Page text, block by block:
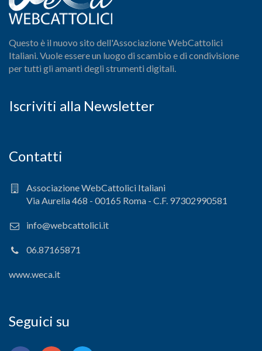
Questo è il nuovo sito dell'Associazione WebCattolici
Italiani. Vuole essere un luogo di scambio e di condivisione
per tutti gli amanti degli strumenti digitali.
Iscriviti alla Newsletter
Contatti
Associazione WebCattolici Italiani
Via Aurelia 468 - 00165 Roma - C.F. 97302990581
info@webcattolici.it
06.87165871
www.weca.it
Seguici su